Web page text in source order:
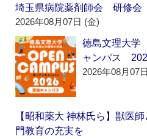
埼玉県病院薬剤師会 研修
2026年08月07日 (金)
徳島文理大
ャンパス
2026年08月07
【昭和薬大 神林氏ら】獣医
門教育の充実を